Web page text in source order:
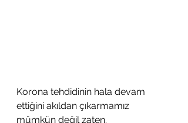
Korona tehdidinin hala devam
ettiğini akıldan çıkarmamız
mümkün değil zaten.